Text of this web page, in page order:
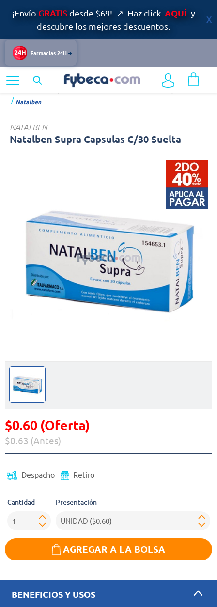
¡Envío GRATISdesde $69! ↗ Haz click AQUÍ y
descubre los mejores descuentos.
Farmacias 24H
Infantil y Maternidad
Multivitamínicos Embarazo y Maternal
Natalben
NATALBEN
Natalben Supra Capsulas C/30 Suelta
$0.60 (Oferta)
Precio reducido de
$0.63(Antes)
Despacho Retiro
Cantidad Presentación
AGREGAR A LA BOLSA
BENEFICIOS Y USOS